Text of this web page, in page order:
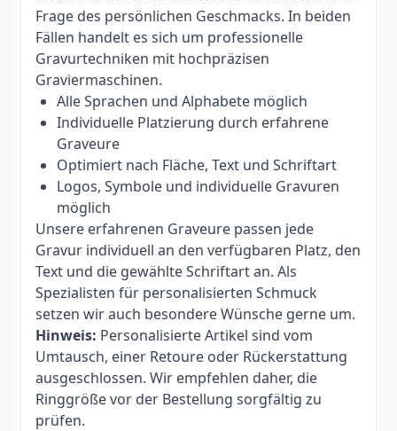
Frage des persönlichen Geschmacks. In beiden
Fällen handelt es sich um professionelle
Gravurtechniken mit hochpräzisen
Graviermaschinen.
Alle Sprachen und Alphabete möglich
Individuelle Platzierung durch erfahrene
Graveure
Optimiert nach Fläche, Text und Schriftart
Logos, Symbole und individuelle Gravuren
möglich
Unsere erfahrenen Graveure passen jede
Gravur individuell an den verfügbaren Platz, den
Text und die gewählte Schriftart an. Als
Spezialisten für personalisierten Schmuck
setzen wir auch besondere Wünsche gerne um.
Hinweis: Personalisierte Artikel sind vom
Umtausch, einer Retoure oder Rückerstattung
ausgeschlossen. Wir empfehlen daher, die
Ringgröße vor der Bestellung sorgfältig zu
prüfen.